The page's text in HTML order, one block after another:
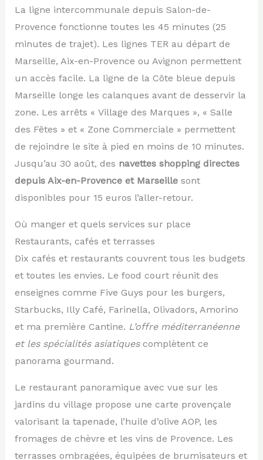
La ligne intercommunale depuis Salon-de-
Provence fonctionne toutes les 45 minutes (25
minutes de trajet). Les lignes TER au départ de
Marseille, Aix-en-Provence ou Avignon permettent
un accès facile. La ligne de la Côte bleue depuis
Marseille longe les calanques avant de desservir la
zone. Les arrêts « Village des Marques », « Salle
des Fêtes » et « Zone Commerciale » permettent
de rejoindre le site à pied en moins de 10 minutes.
Jusqu’au 30 août, des navettes shopping directes
depuis Aix-en-Provence et Marseillesont
disponibles pour 15 euros l’aller-retour.
Où manger et quels services sur place
Restaurants, cafés et terrasses
Dix cafés et restaurants couvrent tous les budgets
et toutes les envies. Le food court réunit des
enseignes comme Five Guys pour les burgers,
Starbucks, Illy Café, Farinella, Olivadors, Amorino
et ma première Cantine. L’offre méditerranéenne
et les spécialités asiatiquescomplètent ce
panorama gourmand.
Le restaurant panoramique avec vue sur les
jardins du village propose une carte provençale
valorisant la tapenade, l’huile d’olive AOP, les
fromages de chèvre et les vins de Provence. Les
terrasses ombragées, équipées de brumisateurs et